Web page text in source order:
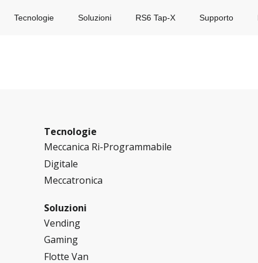
Tecnologie Soluzioni RS6 Tap-X Supporto
Tecnologie
Meccanica Ri-Programmabile
Digitale
Meccatronica
Soluzioni
Vending
Gaming
Flotte Van